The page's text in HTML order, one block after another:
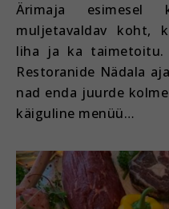
Ärimaja esimesel
muljetavaldav koht,
liha ja ka
Restoranide Nädala
nad enda juurde
käiguline menüü…